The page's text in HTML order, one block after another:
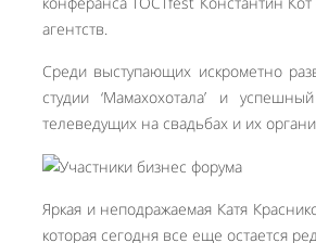
агентств.
Среди выступающих искрометно
студии ‘Мамахохотала’ и
телеведущих на свадьбах и их
Яркая и неподражаемая Катя
которая сегодня все еще остается